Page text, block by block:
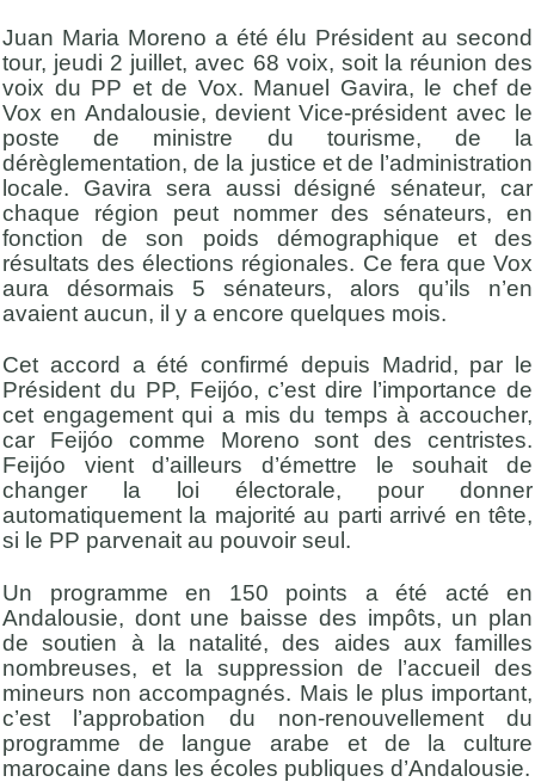
Juan Maria Moreno a été élu Président au second
tour, jeudi 2 juillet, avec 68 voix, soit la réunion des
voix du PP et de Vox. Manuel Gavira, le chef de
Vox en Andalousie, devient Vice-président avec le
poste de ministre du tourisme, de la
dérèglementation, de la justice et de l’administration
locale. Gavira sera aussi désigné sénateur, car
chaque région peut nommer des sénateurs, en
fonction de son poids démographique et des
résultats des élections régionales. Ce fera que Vox
aura désormais 5 sénateurs, alors qu’ils n’en
avaient aucun, il y a encore quelques mois.
Cet accord a été confirmé depuis Madrid, par le
Président du PP, Feijóo, c’est dire l’importance de
cet engagement qui a mis du temps à accoucher,
car Feijóo comme Moreno sont des centristes.
Feijóo vient d’ailleurs d’émettre le souhait de
changer la loi électorale, pour donner
automatiquement la majorité au parti arrivé en tête,
si le PP parvenait au pouvoir seul.
Un programme en 150 points a été acté en
Andalousie, dont une baisse des impôts, un plan
de soutien à la natalité, des aides aux familles
nombreuses, et la suppression de l’accueil des
mineurs non accompagnés. Mais le plus important,
c’est l’approbation du non-renouvellement du
programme de langue arabe et de la culture
marocaine dans les écoles publiques d’Andalousie.